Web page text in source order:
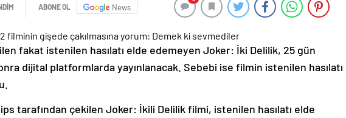
ABONE OL News
fakat istenilen hasılatı elde edemeyen Joker: İki Delilik, 25 gün
dijital platformlarda yayınlanacak. Sebebi ise filmin istenilen hasılatı
tarafından çekilen Joker: İkili Delilik filmi, istenilen hasılatı elde